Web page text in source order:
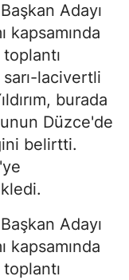
Adayı
kapsamında
lacivertli
burada
Düzce'de
belirtti.
Adayı
kapsamında